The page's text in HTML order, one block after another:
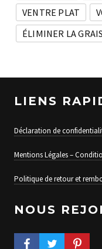
VENTRE PLAT
ÉLIMINER LA
LIENS
Déclaration de
Mentions Légales –
Politique de retour et
NOUS
FACEBOOK PROFILE
TWITTER PROFILE
PINTEREST